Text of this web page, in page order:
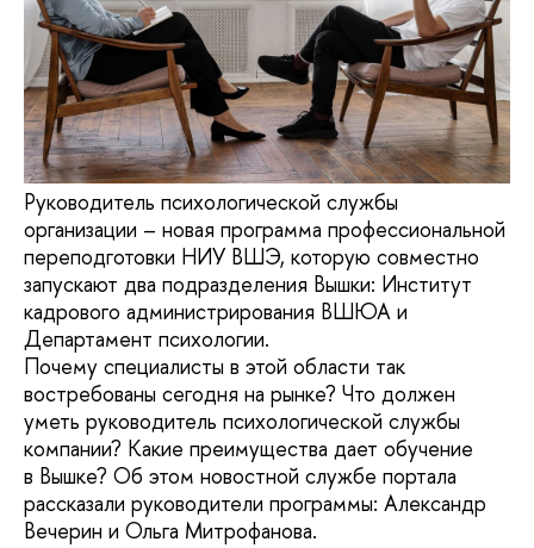
Руководитель психологической службы
организации – новая программа профессиональной
переподготовки НИУ ВШЭ, которую совместно
запускают два подразделения Вышки: Институт
кадрового администрирования ВШЮА и
Департамент психологии.
Почему специалисты в этой области так
востребованы сегодня на рынке? Что должен
уметь руководитель психологической службы
компании? Какие преимущества дает обучение
в Вышке? Об этом новостной службе портала
рассказали руководители программы: Александр
Вечерин и Ольга Митрофанова.